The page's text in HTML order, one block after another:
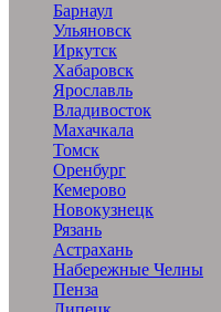
Барнаул
Ульяновск
Иркутск
Хабаровск
Ярославль
Владивосток
Махачкала
Томск
Оренбург
Кемерово
Новокузнецк
Рязань
Астрахань
Набережные Челны
Пенза